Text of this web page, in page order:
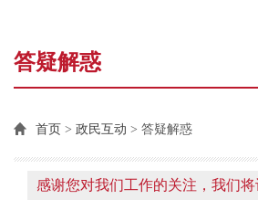
答疑解惑
首页 > 政民互动 > 答疑解惑
感谢您对我们工作的关注，我们